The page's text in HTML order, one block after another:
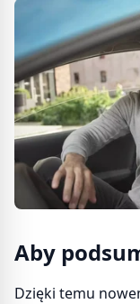
Aby
Dzięki temu